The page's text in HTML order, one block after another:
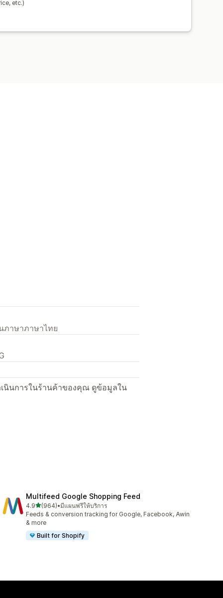
etc.)
ภาษาภาษาไทย
นินการในร้านค้าของคุณ ดูข้อมูลใน
Multifeed Google Shopping Feed
4.9เต็ม 5 ดาว
(964)
ทั้งหมด 964 รีวิว
•มีแผนฟรีให้บริการ
Feeds & conversion tracking for Google, Facebook, Awin
& more
Built for Shopify